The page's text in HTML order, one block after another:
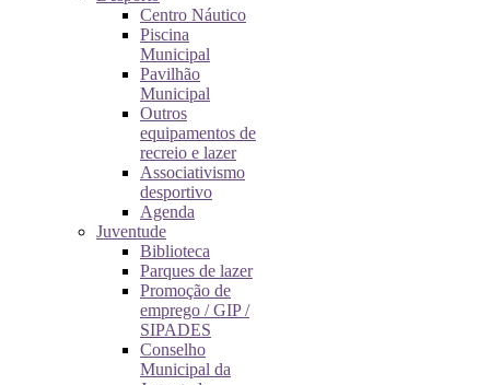
Centro Náutico
Piscina
Municipal
Pavilhão
Municipal
Outros
equipamentos de
recreio e lazer
Associativismo
desportivo
Agenda
Juventude
Biblioteca
Parques de lazer
Promoção de
emprego / GIP /
SIPADES
Conselho
Municipal da